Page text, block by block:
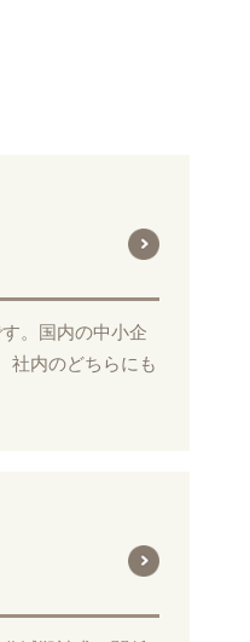
。国内の中小企
社内のどちらにも